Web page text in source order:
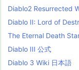
Diablo2 Resurrected
Diablo II: Lord of
The Eternal Death
Diablo III 公式
Diablo 3 Wiki 日本語